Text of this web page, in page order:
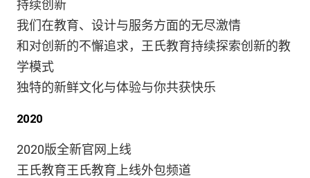
持续创新
我们在教育、设计与服务方面的无尽激情
和对创新的不懈追求，王氏教育持续探索创新的教
学模式
独特的新鲜文化与体验与你共获快乐
2020
2020版全新官网上线
王氏教育王氏教育上线外包频道